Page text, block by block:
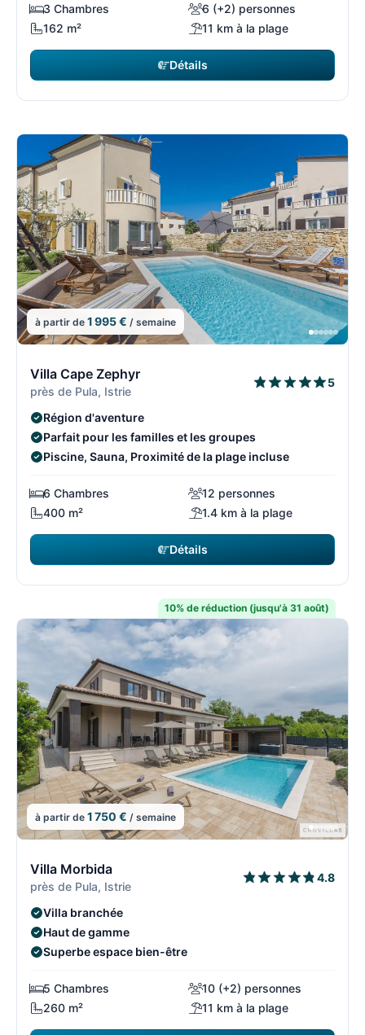
3 Chambres
6 (+2) personnes
162 m²
11 km à la plage
Détails
à partir de 1 995 € / semaine
Villa Cape Zephyr
près de Pula, Istrie
5
Région d'aventure
Parfait pour les familles et les groupes
Piscine, Sauna, Proximité de la plage incluse
6 Chambres
12 personnes
400 m²
1.4 km à la plage
Détails
10% de réduction (jusqu'à 31 août)
à partir de 1 750 € / semaine
Villa Morbida
près de Pula, Istrie
4.8
Villa branchée
Haut de gamme
Superbe espace bien-être
5 Chambres
10 (+2) personnes
260 m²
11 km à la plage